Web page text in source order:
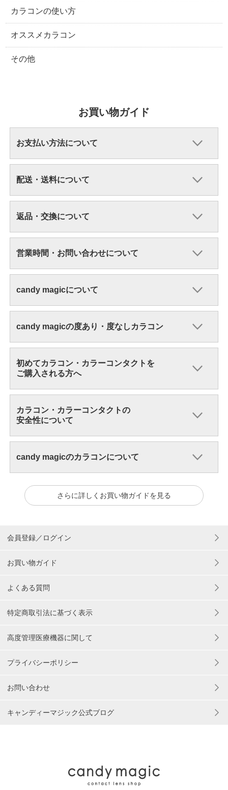
カラコンの使い方
オススメカラコン
その他
お買い物ガイド
お支払い方法について
配送・送料について
返品・交換について
営業時間・お問い合わせについて
candy magicについて
candy magicの度あり・度なしカラコン
初めてカラコン・カラーコンタクトを
ご購入される方へ
カラコン・カラーコンタクトの
安全性について
candy magicのカラコンについて
さらに詳しくお買い物ガイドを見る
会員登録／ログイン
お買い物ガイド
よくある質問
特定商取引法に基づく表示
高度管理医療機器に関して
プライバシーポリシー
お問い合わせ
キャンディーマジック公式ブログ